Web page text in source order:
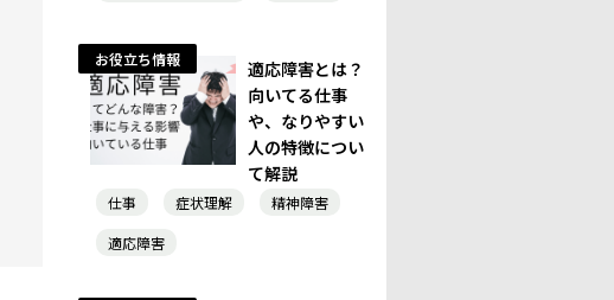
お役立ち情報
適応障害とは？
向いてる仕事
や、なりやすい
人の特徴につい
て解説
仕事 症状理解
精神障害
適応障害